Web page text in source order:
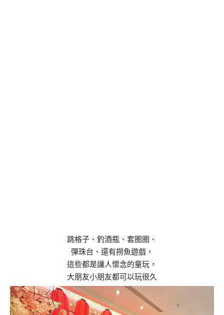
跳格子、釣酒瓶、套圈圈、
彈珠台、還有撈魚遊戲，
這些都是讓人懷念的童玩，
大朋友小朋友都可以玩很久